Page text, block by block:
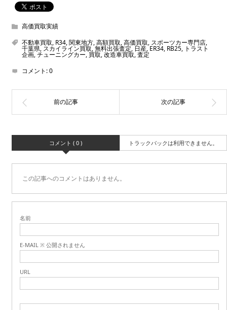
高価買取実績
不動車買取, R34,関東地方,高額買取,高価買取, スポーツカー専門店,
千葉県, スカイライン買取,無料出張査定, 日産,ER34, RB25, トラスト
企画,チューニングカー,買取,改造車買取,査定
コメント:0
コメント ( 0 ) トラックバックは利用できません。
この記事へのコメントはありません。
名前
E-MAIL ※ 公開されません
URL